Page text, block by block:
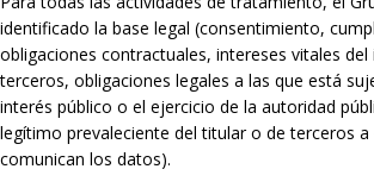
identificado la base legal (consentimiento,
obligaciones contractuales, intereses vitales
terceros, obligaciones legales a las que está
interés público o el ejercicio de la autoridad
legítimo prevaleciente del titular o de terceros a
comunican los datos).